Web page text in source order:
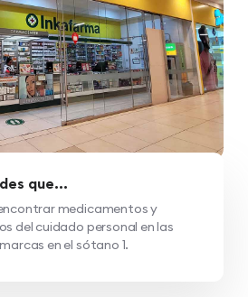
que...
medicamentos y
del cuidado personal en las
en el sótano 1.